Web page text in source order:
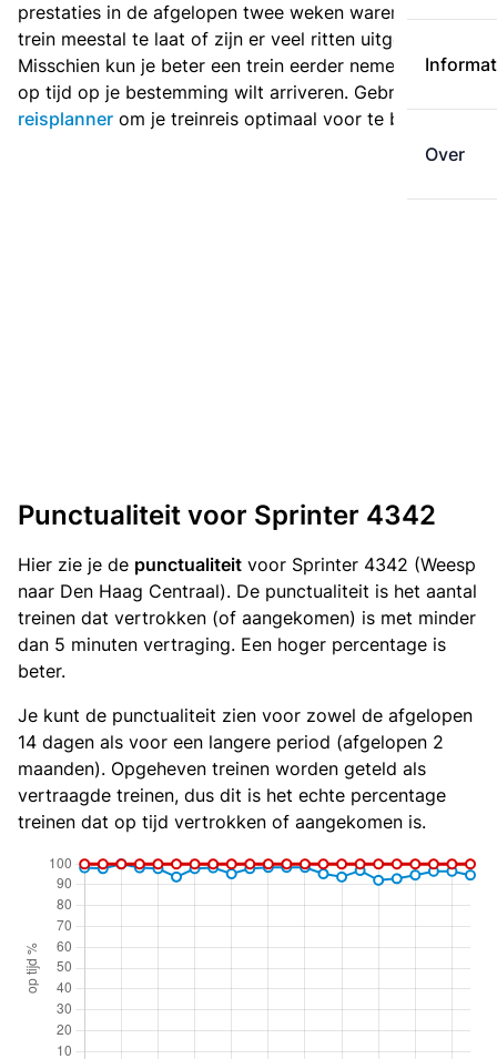
Over
prestaties in de afgelopen twee weken waren. Is deze
trein meestal te laat of zijn er veel ritten uitgevallen?
Misschien kun je beter een trein eerder nemen als je
op tijd op je bestemming wilt arriveren. Gebruik de
reisplanner om je treinreis optimaal voor te bereiden.
Punctualiteit voor Sprinter 4342
Hier zie je de punctualiteit voor Sprinter 4342 (Weesp
naar Den Haag Centraal). De punctualiteit is het aantal
treinen dat vertrokken (of aangekomen) is met minder
dan 5 minuten vertraging. Een hoger percentage is
beter.
Je kunt de punctualiteit zien voor zowel de afgelopen
14 dagen als voor een langere period (afgelopen 2
maanden). Opgeheven treinen worden geteld als
vertraagde treinen, dus dit is het echte percentage
treinen dat op tijd vertrokken of aangekomen is.